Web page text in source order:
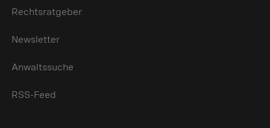
Rechtsratgeber
Newsletter
Anwaltssuche
RSS-Feed